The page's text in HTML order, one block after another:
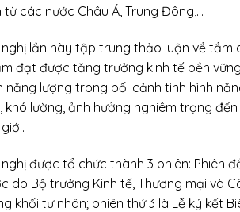
từ các nước Châu Á, Trung Đông,…
nghị lần này tập trung thảo luận về
đạt được tăng trưởng kinh tế bền
năng lượng trong bối cảnh tình hình
khó lường, ảnh hưởng nghiêm trọng
nghị được tổ chức thành 3 phiên: Phiên
do Bộ trưởng Kinh tế, Thương mại và
khối tư nhân; phiên thứ 3 là Lễ ký kết